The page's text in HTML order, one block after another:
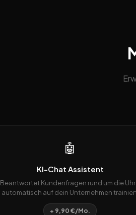
🤖
KI-Chat Assistent
Beantwortet Kundenfragen rund um die Uhr
automatisch auf dein Unternehmen
+ 9,90 €/Mo.